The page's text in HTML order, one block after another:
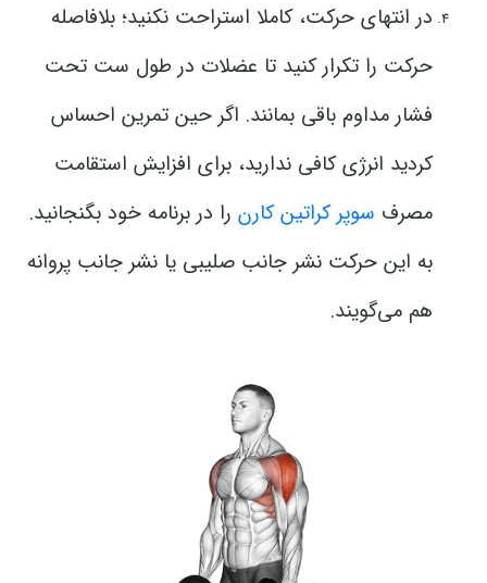
در انتهای حرکت، کاملا استراحت نکنید؛ بلافاصله
حرکت را تکرار کنید تا عضلات در طول ست تحت
فشار مداوم باقی بمانند. اگر حین تمرین احساس
کردید انرژی کافی ندارید، برای افزایش استقامت
مصرف سوپر کراتین کارن را در برنامه خود بگنجانید.
به این حرکت نشر جانب صلیبی یا نشر جانب پروانه
هم می‌گویند.